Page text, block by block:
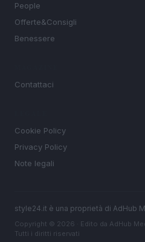
People
Offerte&Consigli
Benessere
Contattaci
Cookie Policy
Privacy Policy
Note legali
style24.it è una proprietà di AdHub
Copyright © 2026 · Edito da AdHub
Tutti i diritti riservati